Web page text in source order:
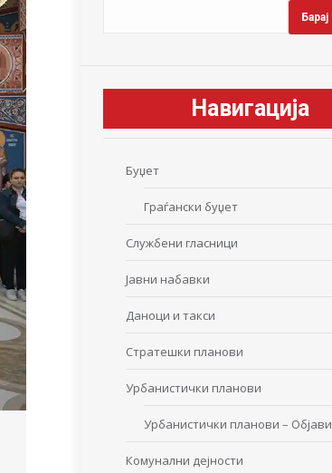
Барај
Навигација
Буџет
Граѓански буџет
Службени гласници
Јавни набавки
Даноци и такси
Стратешки планови
Урбанистички планови
Урбанистички планови – Објави
Комунални дејности